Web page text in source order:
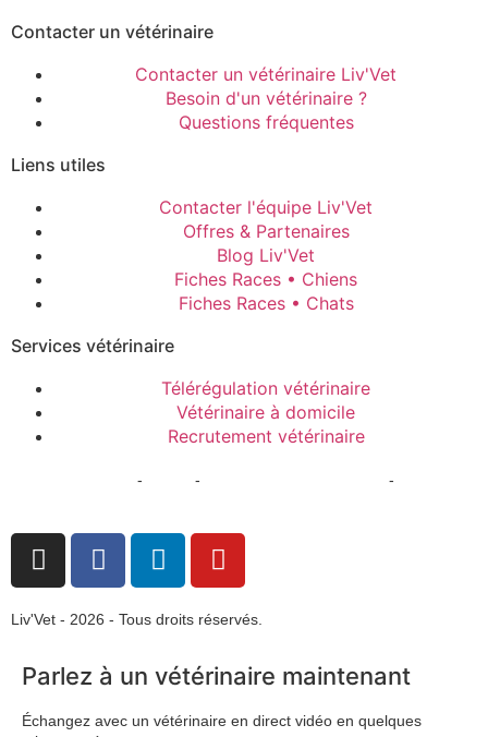
Contacter un vétérinaire
Contacter un vétérinaire Liv'Vet
Besoin d'un vétérinaire ?
Questions fréquentes
Liens utiles
Contacter l'équipe Liv'Vet
Offres & Partenaires
Blog Liv'Vet
Fiches Races • Chiens
Fiches Races • Chats
Services vétérinaire
Télérégulation vétérinaire
Vétérinaire à domicile
Recrutement vétérinaire
- - -
Liv'Vet - 2026 - Tous droits réservés.
Parlez à un vétérinaire maintenant
Échangez avec un vétérinaire en direct vidéo en quelques